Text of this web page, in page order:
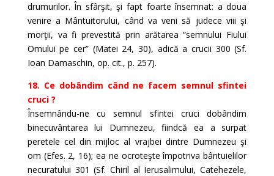
drumurilor. În sfârşit, şi fapt foarte însemnat: a doua
venire a Mântuitorului, când va veni să judece viii şi
morţii, va fi prevestită prin arătarea “semnului Fiului
Omului pe cer” (Matei 24, 30), adică a crucii 300 (Sf.
Ioan Damaschin, op. cit., p. 257).
18. Ce dobândim când ne facem semnul sfintei
cruci ?
Însemnându-ne cu semnul sfintei cruci dobândim
binecuvântarea lui Dumnezeu, fiindcă ea a surpat
peretele cel din mijloc al vrajbei dintre Dumnezeu şi
om (Efes. 2, 16); ea ne ocroteşte împotriva bântuielilor
necuratului 301 (Sf. Chiril al Ierusalimului, Catehezele,